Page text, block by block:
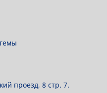
проезд, 8 стр. 7.